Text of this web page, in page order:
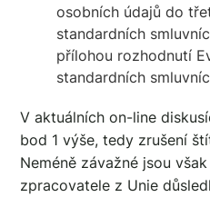
osobních údajů do
standardních
přílohou rozhodnutí
standardních
V aktuálních on-line
bod 1 výše, tedy zrušení
Neméně závažné jsou
zpracovatele z Unie